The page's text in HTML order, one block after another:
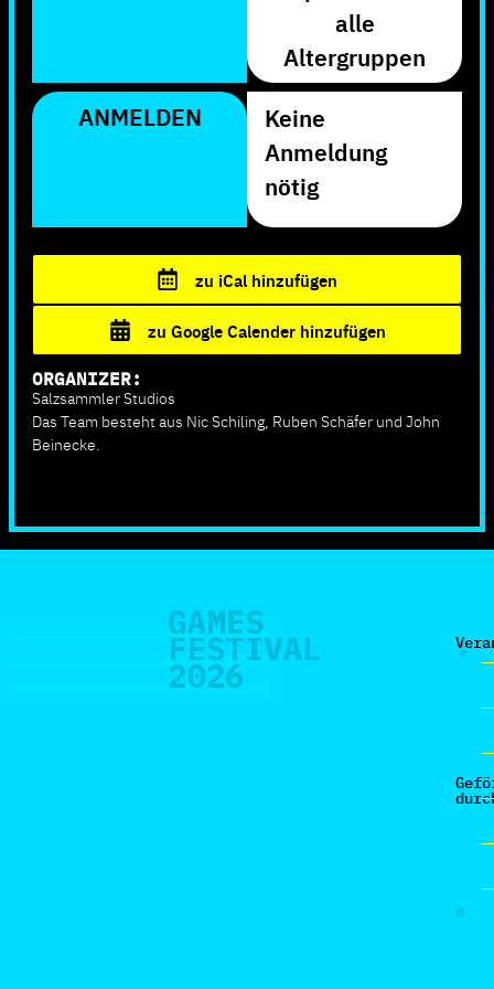
alle
Altergruppen
ANMELDEN
Keine
Anmeldung
nötig
zu iCal hinzufügen
zu Google Calender hinzufügen
ORGANIZER:
Salzsammler Studios
Das Team besteht aus Nic Schiling, Ruben Schäfer und John
Beinecke.